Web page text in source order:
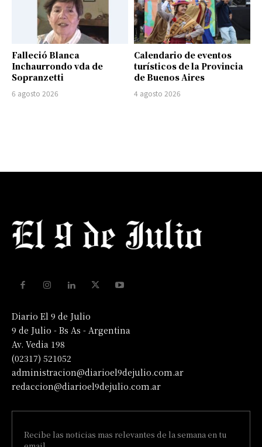
Falleció Blanca
Inchaurrondo vda de
Sopranzetti
6 agosto 2026
Calendario de eventos
turísticos de la Provincia
de Buenos Aires
4 agosto 2026
Diario El 9 de Julio
9 de Julio - Bs As - Argentina
Av. Vedia 198
(02317) 521052
administracion@diarioel9dejulio.com.ar
redaccion@diarioel9dejulio.com.ar
Recibe las noticias mas relevantes de la semana en tu